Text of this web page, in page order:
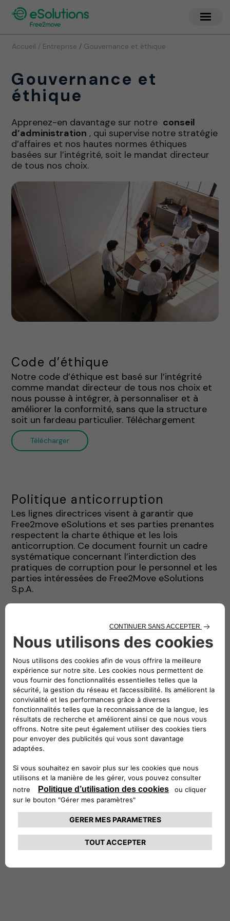
Accueil / Entreprise / Gouvernance et éthique
Gouvernance et
éthique
Apprenez-en davantage sur notre conseil
d’administration , qui supervise notre stratégie
d’affaires et nos hautes normes éthiques
basées sur l’intégrité, soit le mandat directeur
de tous nos choix.
Code d’éthique
Notre code d’éthique est basé sur l’intégrité
comme mandat directeur de tous nos choix et
nous pousse à intégrer, à personnaliser et à
améliorer la conformité, sans que la structure
soit un fardeau particulier. Téléchargement
Télécharger
Politique anticorruption
Les lignes directrices visent à garantir que
Free2move eSolutions et ses parties prenantes
respectent la charte éthique et les lois
anticorruption. Ce document fournit un cadre
systématique concernant l’interdiction des
pratiques de corruption pour le personnel et les
parties intéressées de Free2Move eSolutions
S.p.A.
Politique de dénonciation
La politique de dénonciation établit le système
de signalement interne de Free2move
eSolutions et régit le processus de signalement
et de gestion des signalements.
Télécharger le PDF
Ligne d'intégrité
Effectuer un signalement